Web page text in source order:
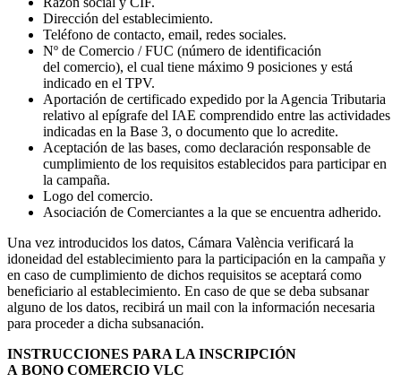
Dirección del establecimiento.
Teléfono de contacto, email, redes sociales.
Nº de Comercio / FUC (número de identificación
del comercio), el cual tiene máximo 9 posiciones y está
indicado en el TPV.
Aportación de certificado expedido por la Agencia Tributaria
relativo al epígrafe del IAE comprendido entre las actividades
indicadas en la Base 3, o documento que lo acredite.
Aceptación de las bases, como declaración responsable de
cumplimiento de los requisitos establecidos para participar en
la campaña.
Logo del comercio.
Asociación de Comerciantes a la que se encuentra adherido.
Una vez introducidos los datos, Cámara València verificará la
idoneidad del establecimiento para la participación en la campaña y
en caso de cumplimiento de dichos requisitos se aceptará como
beneficiario al establecimiento. En caso de que se deba subsanar
alguno de los datos, recibirá un mail con la información necesaria
para proceder a dicha subsanación.
INSTRUCCIONES PARA LA INSCRIPCIÓN
A BONO COMERCIO VLC